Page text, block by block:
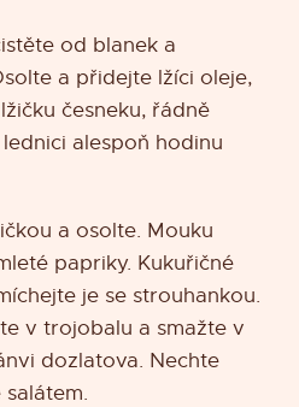
od blanek a
a přidejte lžíci oleje,
česneku, řádně
alespoň hodinu
a osolte. Mouku
papriky. Kukuřičné
je se strouhankou.
v trojobalu a smažte v
dozlatova. Nechte